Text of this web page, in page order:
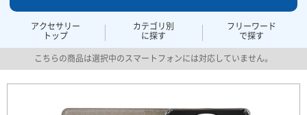
アクセサリー
トップ
カテゴリ別
に探す
フリーワード
で探す
こちらの商品は選択中のスマートフォンには対応していません。